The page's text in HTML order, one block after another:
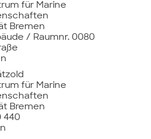
für Marine
Bremen
/ Raumnr. 0080
für Marine
Bremen
440